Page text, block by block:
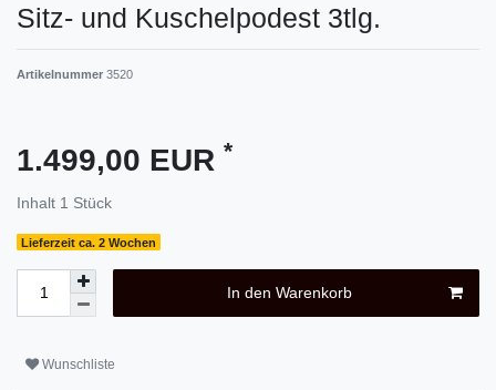
Sitz- und Kuschelpodest 3tlg.
Artikelnummer 3520
1.499,00 EUR *
Inhalt 1 Stück
Lieferzeit ca. 2 Wochen
In den Warenkorb
Wunschliste